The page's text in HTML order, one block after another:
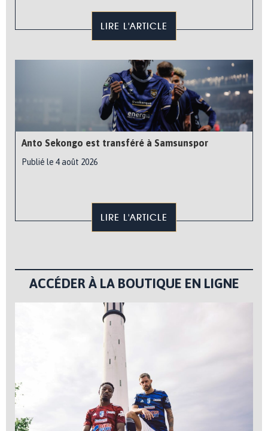
LIRE L'ARTICLE
Anto Sekongo est transféré à Samsunspor
Publié le 4 août 2026
LIRE L'ARTICLE
ACCÉDER À LA BOUTIQUE EN LIGNE